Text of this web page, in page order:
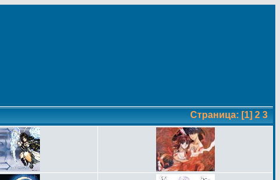
Страница: [1] 2 3